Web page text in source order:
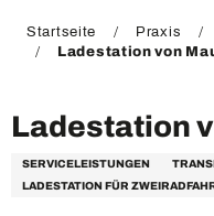
Startseite Praxis
Ladestation von
Ladestation
SERVICELEISTUNGEN
LADESTATION FÜR